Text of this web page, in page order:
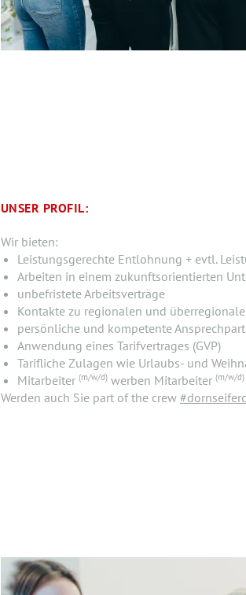
UNSER PROFIL:
Wir bieten:
Leistungsgerechte Entlohnung + evtl.
Arbeiten in einem zukunftsorientierten
unbefristete Arbeitsverträge
Kontakte zu regionalen und
persönliche und kompetente
Anwendung eines Tarifvertrages (GVP)
Tarifliche Zulagen wie Urlaubs- und
Mitarbeiter (m/w/d)werben Mitarbeiter (m/w/d)
Werden auch Sie part of the crew